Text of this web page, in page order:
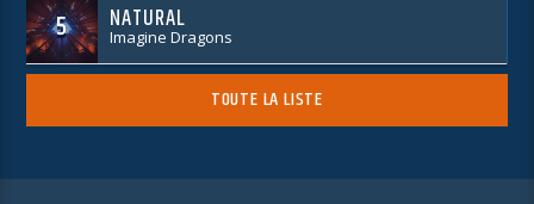
5 NATURAL
Imagine Dragons
TOUTE LA LISTE